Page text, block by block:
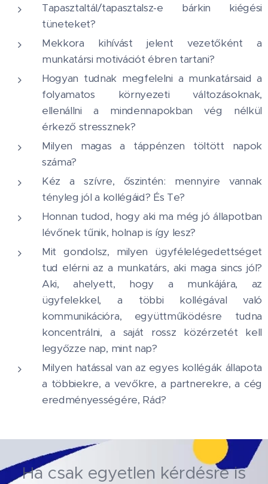
Tapasztaltál/tapasztalsz-e bárkin kiégési
tüneteket?
Mekkora kihívást jelent vezetőként a
munkatársi motivációt ébren tartani?
Hogyan tudnak megfelelni a munkatársaid a
folyamatos környezeti változásoknak,
ellenállni a mindennapokban vég nélkül
érkező stressznek?
Milyen magas a táppénzen töltött napok
száma?
Kéz a szívre, őszintén: mennyire vannak
tényleg jól a kollégáid? És Te?
Honnan tudod, hogy aki ma még jó állapotban
lévőnek tűnik, holnap is így lesz?
Mit gondolsz, milyen ügyfélelégedettséget
tud elérni az a munkatárs, aki maga sincs jól?
Aki, ahelyett, hogy a munkájára, az
ügyfelekkel, a többi kollégával való
kommunikációra, együttműködésre tudna
koncentrálni, a saját rossz közérzetét kell
legyőzze nap, mint nap?
Milyen hatással van az egyes kollégák állapota
a többiekre, a vevőkre, a partnerekre, a cég
eredményességére, Rád?
Ha csak egyetlen kérdésre is